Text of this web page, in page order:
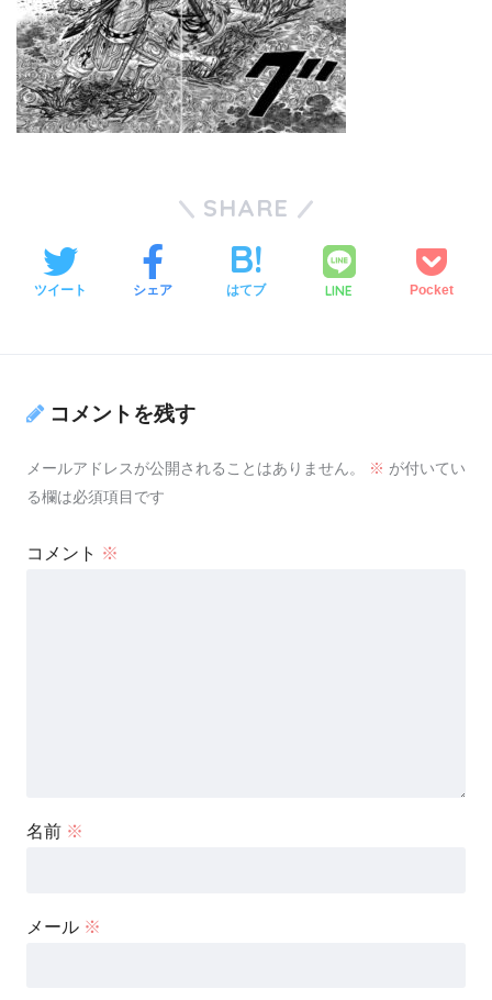
SHARE
ツイート シェア はてブ LINE Pocket
コメントを残す
メールアドレスが公開されることはありません。 ※ が付いてい
る欄は必須項目です
コメント ※
名前 ※
メール ※